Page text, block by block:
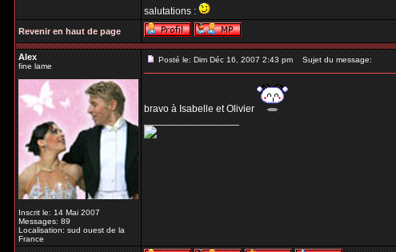
salutations :
Revenir en haut de page
Alex
fine lame
Inscrit le: 14 Mai 2007
Messages: 89
Localisation: sud ouest de la
France
Posté le: Dim Déc 16, 2007 2:43 pm Sujet du message:
bravo à Isabelle et Olivier
_________________